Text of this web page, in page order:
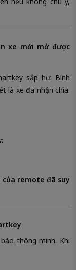
xe mới mở được
sắp hư. Bình
là xe đã nhận chìa.
remote đã suy
thông minh. Khi